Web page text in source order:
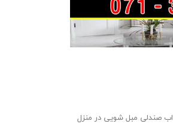
مبل شویی در منزل